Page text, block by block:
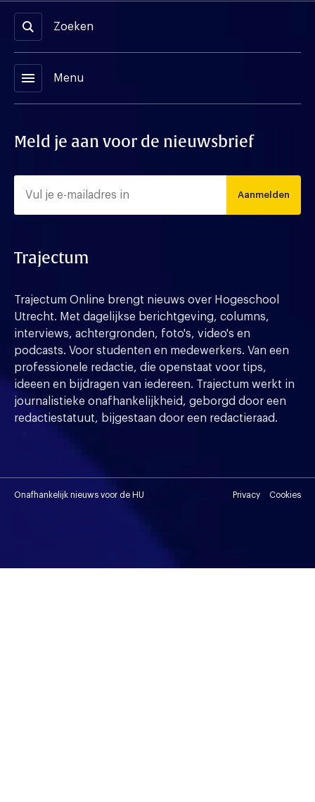
Zoeken
menu Menu
Meld je aan voor de nieuwsbrief
Aanmelden
Trajectum
Trajectum Online brengt nieuws over Hogeschool
Utrecht. Met dagelijkse berichtgeving, columns,
interviews, achtergronden, foto's, video's en
podcasts. Voor studenten en medewerkers. Van een
professionele redactie, die openstaat voor tips,
ideeen en bijdragen van iedereen. Trajectum werkt in
journalistieke onafhankelijkheid, geborgd door een
redactiestatuut, bijgestaan door een redactieraad.
Onafhankelijk nieuws voor de HU Privacy Cookies